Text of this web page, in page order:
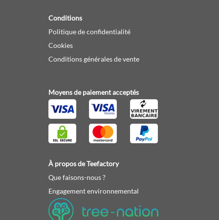
Conditions
Politique de confidentialité
Cookies
Conditions générales de vente
Moyens de paiement acceptés
À propos de Teefactory
Que faisons-nous ?
Engagement environnemental